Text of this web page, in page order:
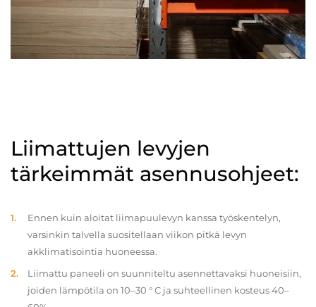
Liimattujen levyjen
tärkeimmät asennusohjeet:
Ennen kuin aloitat liimapuulevyn kanssa työskentelyn,
varsinkin talvella suositellaan viikon pitkä levyn
akklimatisointia huoneessa.
Liimattu paneeli on suunniteltu asennettavaksi huoneisiin,
joiden lämpötila on 10–30 ° C ja suhteellinen kosteus 40–